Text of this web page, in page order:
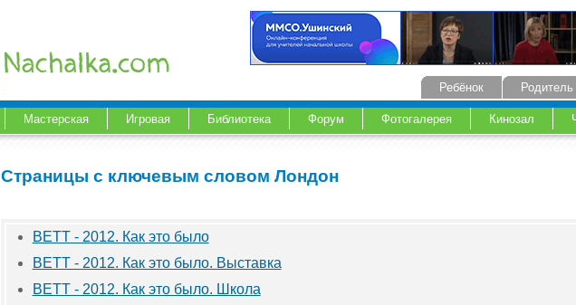
Родитель
Ребёнок
Мастерская Игровая Библиотека Форум Фотогалерея Кинозал
Страницы с ключевым словом Лондон
BETT - 2012. Как это было
BETT - 2012. Как это было. Выставка
BETT - 2012. Как это было. Школа